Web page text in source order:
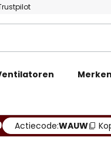
Merken
Actiecode:WAUW